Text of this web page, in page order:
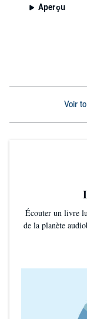
Aperçu
Voir
Écouter un livre
de la planète